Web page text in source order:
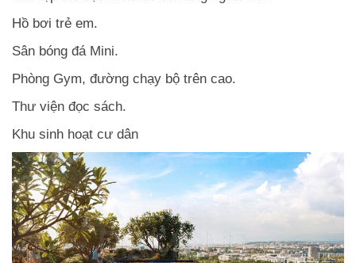
Hồ bơi trẻ em.
Sân bóng đá Mini.
Phòng Gym, đường chạy bộ trên cao.
Thư viện đọc sách.
Khu sinh hoạt cư dân